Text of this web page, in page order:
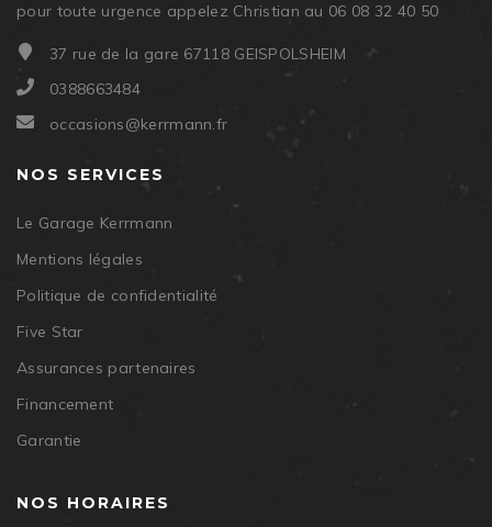
pour toute urgence appelez Christian au 06 08 32 40 50
37 rue de la gare 67118 GEISPOLSHEIM
0388663484
occasions@kerrmann.fr
NOS SERVICES
Le Garage Kerrmann
Mentions légales
Politique de confidentialité
Five Star
Assurances partenaires
Financement
Garantie
NOS HORAIRES